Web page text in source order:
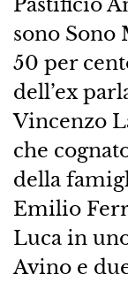
sono Sono
50 per
dell’ex
Vincenzo
che
della
Emilio
Luca in
Avino e